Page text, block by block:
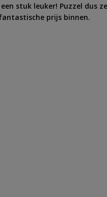
stuk leuker! Puzzel dus
prijs binnen.